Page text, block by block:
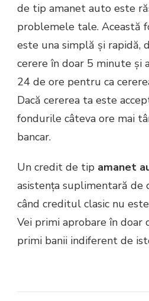
de tip amanet auto este
problemele tale. Această
este una simplă și rapidă,
cerere în doar 5 minute și
24 de ore pentru ca
Dacă cererea ta este
fondurile câteva ore mai
bancar.
Un credit de tip amanet
asistența suplimentară de
când creditul clasic nu
Vei primi aprobare în doar
primi banii indiferent de